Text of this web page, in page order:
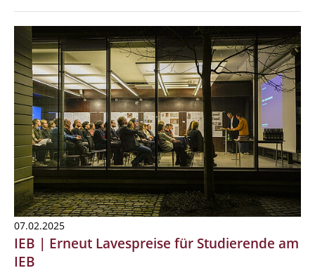
07.02.2025
IEB | Erneut Lavespreise für Studierende am
IEB